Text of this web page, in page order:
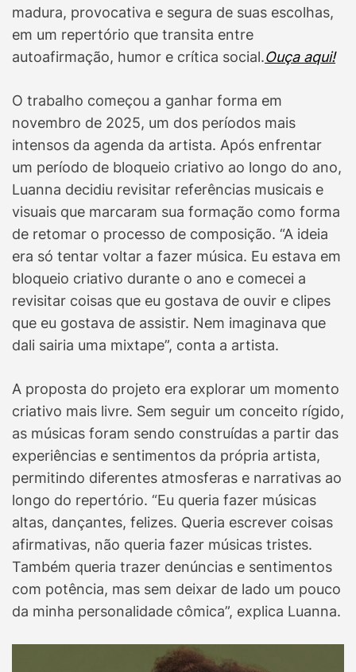
madura, provocativa e segura de suas escolhas,
em um repertório que transita entre
autoafirmação, humor e crítica social.Ouça aqui!
O trabalho começou a ganhar forma em
novembro de 2025, um dos períodos mais
intensos da agenda da artista. Após enfrentar
um período de bloqueio criativo ao longo do ano,
Luanna decidiu revisitar referências musicais e
visuais que marcaram sua formação como forma
de retomar o processo de composição. “A ideia
era só tentar voltar a fazer música. Eu estava em
bloqueio criativo durante o ano e comecei a
revisitar coisas que eu gostava de ouvir e clipes
que eu gostava de assistir. Nem imaginava que
dali sairia uma mixtape”, conta a artista.
A proposta do projeto era explorar um momento
criativo mais livre. Sem seguir um conceito rígido,
as músicas foram sendo construídas a partir das
experiências e sentimentos da própria artista,
permitindo diferentes atmosferas e narrativas ao
longo do repertório. “Eu queria fazer músicas
altas, dançantes, felizes. Queria escrever coisas
afirmativas, não queria fazer músicas tristes.
Também queria trazer denúncias e sentimentos
com potência, mas sem deixar de lado um pouco
da minha personalidade cômica”, explica Luanna.